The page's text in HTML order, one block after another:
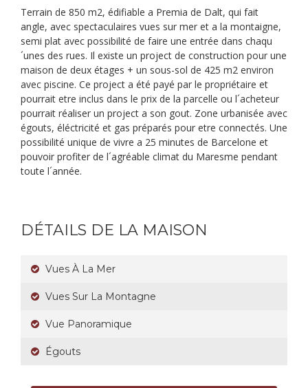
Terrain de 850 m2, édifiable a Premia de Dalt, qui fait
angle, avec spectaculaires vues sur mer et a la montaigne,
semi plat avec possibilité de faire une entrée dans chaqu
´unes des rues. Il existe un project de construction pour une
maison de deux étages + un sous-sol de 425 m2 environ
avec piscine. Ce project a été payé par le propriétaire et
pourrait etre inclus dans le prix de la parcelle ou l´acheteur
pourrait réaliser un project a son gout. Zone urbanisée avec
égouts, éléctricité et gas préparés pour etre connectés. Une
possibilité unique de vivre a 25 minutes de Barcelone et
pouvoir profiter de l´agréable climat du Maresme pendant
toute l´année.
DÉTAILS DE LA MAISON
Vues À La Mer
Vues Sur La Montagne
Vue Panoramique
Égouts